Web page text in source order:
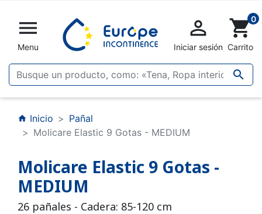

Menu


Iniciar sesión
shopping_cart0
Carrito
home Inicio
Pañal
Molicare Elastic 9 Gotas - MEDIUM
Molicare Elastic 9 Gotas -
MEDIUM
26 pañales - Cadera: 85-120 cm